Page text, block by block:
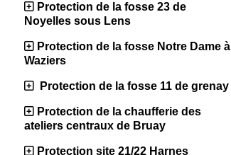
Protection de la fosse 23 de
Noyelles sous Lens
Protection de la fosse Notre Dame à
Waziers
Protection de la fosse 11 de grenay
Protection de la chaufferie des
ateliers centraux de Bruay
Protection site 21/22 Harnes